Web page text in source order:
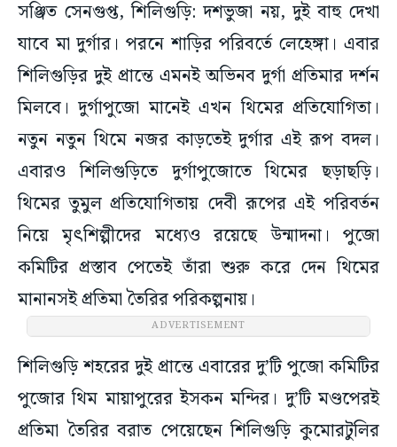
সঞ্জিত সেনগুপ্ত, শিলিগুড়ি: দশভুজা নয়, দুই বাহু দেখা
যাবে মা দুর্গার। পরনে শাড়ির পরিবর্তে লেহেঙ্গা। এবার
শিলিগুড়ির দুই প্রান্তে এমনই অভিনব দুর্গা প্রতিমার দর্শন
মিলবে। দুর্গাপুজো মানেই এখন থিমের প্রতিযোগিতা।
নতুন নতুন থিমে নজর কাড়তেই দুর্গার এই রূপ বদল।
এবারও শিলিগুড়িতে দুর্গাপুজোতে থিমের ছড়াছড়ি।
থিমের তুমুল প্রতিযোগিতায় দেবী রূপের এই পরিবর্তন
নিয়ে মৃৎশিল্পীদের মধ্যেও রয়েছে উন্মাদনা। পুজো
কমিটির প্রস্তাব পেতেই তাঁরা শুরু করে দেন থিমের
মানানসই প্রতিমা তৈরির পরিকল্পনায়।
ADVERTISEMENT
শিলিগুড়ি শহরের দুই প্রান্তে এবারের দু’টি পুজো কমিটির
পুজোর থিম মায়াপুরের ইসকন মন্দির। দু’টি মণ্ডপেরই
প্রতিমা তৈরির বরাত পেয়েছেন শিলিগুড়ি কুমোরটুলির